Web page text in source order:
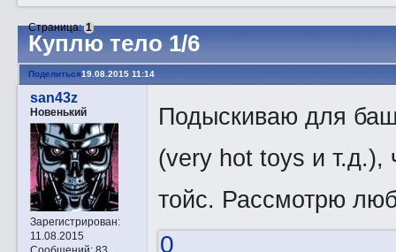
Куплю тело 1/6
Страница:1
Поделиться19.08.2015 11:14
san43z
Новенький
Зарегистрирован:
11.08.2015
Подыскиваю для
(very hot toys и т.д.),
тойс. Рассмотрю
0